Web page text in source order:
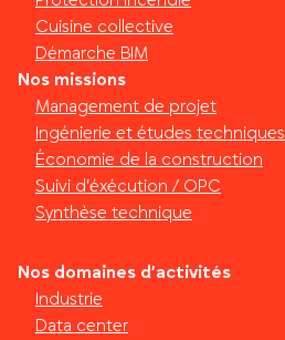
Cuisine collective
Démarche BIM
Nos missions
Management de projet
Ingénierie et études techniques
Économie de la construction
Suivi d’éxécution / OPC
Synthèse technique
Nos domaines d’activités
Industrie
Data center